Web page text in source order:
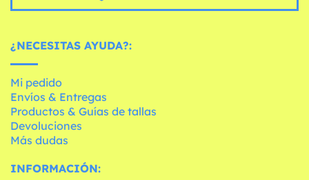
¿NECESITAS AYUDA?:
Mi pedido
Envíos & Entregas
Productos & Guías de tallas
Devoluciones
Más dudas
INFORMACIÓN: